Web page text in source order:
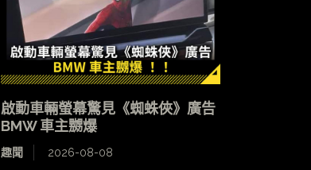
啟動車輛螢幕驚見《蜘蛛俠》廣告
BMW 車主嬲爆
趣聞 2026-08-08